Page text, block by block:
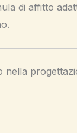
di affitto
nella